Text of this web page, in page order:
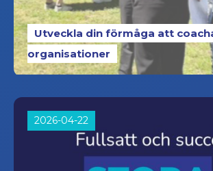
Utveckla din förmåga att
organisationer
2026-04-22